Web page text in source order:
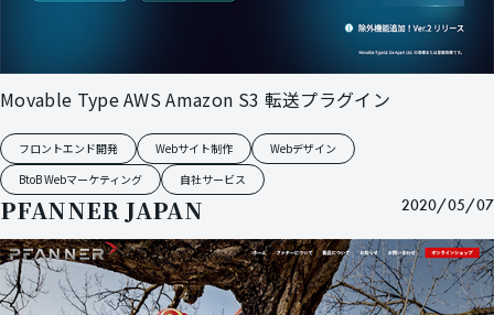
Movable Type AWS Amazon S3 転送プラグイン
フロントエンド開発 Webサイト制作
Webデザイン
BtoB Webマーケティング
自社サービス
PFANNER JAPAN 2020/05/07